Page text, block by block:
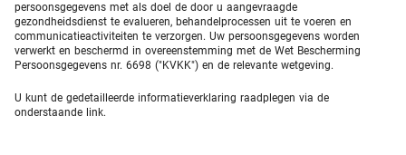
persoonsgegevens met als doel de door u aangevraagde
gezondheidsdienst te evalueren, behandelprocessen uit te voeren en
communicatieactiviteiten te verzorgen. Uw persoonsgegevens worden
verwerkt en beschermd in overeenstemming met de Wet Bescherming
Persoonsgegevens nr. 6698 ("KVKK") en de relevante wetgeving.
U kunt de gedetailleerde informatieverklaring raadplegen via de
onderstaande link.
About Erdem
Over ons
Medische eenheden